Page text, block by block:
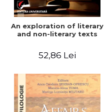
An exploration of literary
and non-literary texts
52,86 Lei